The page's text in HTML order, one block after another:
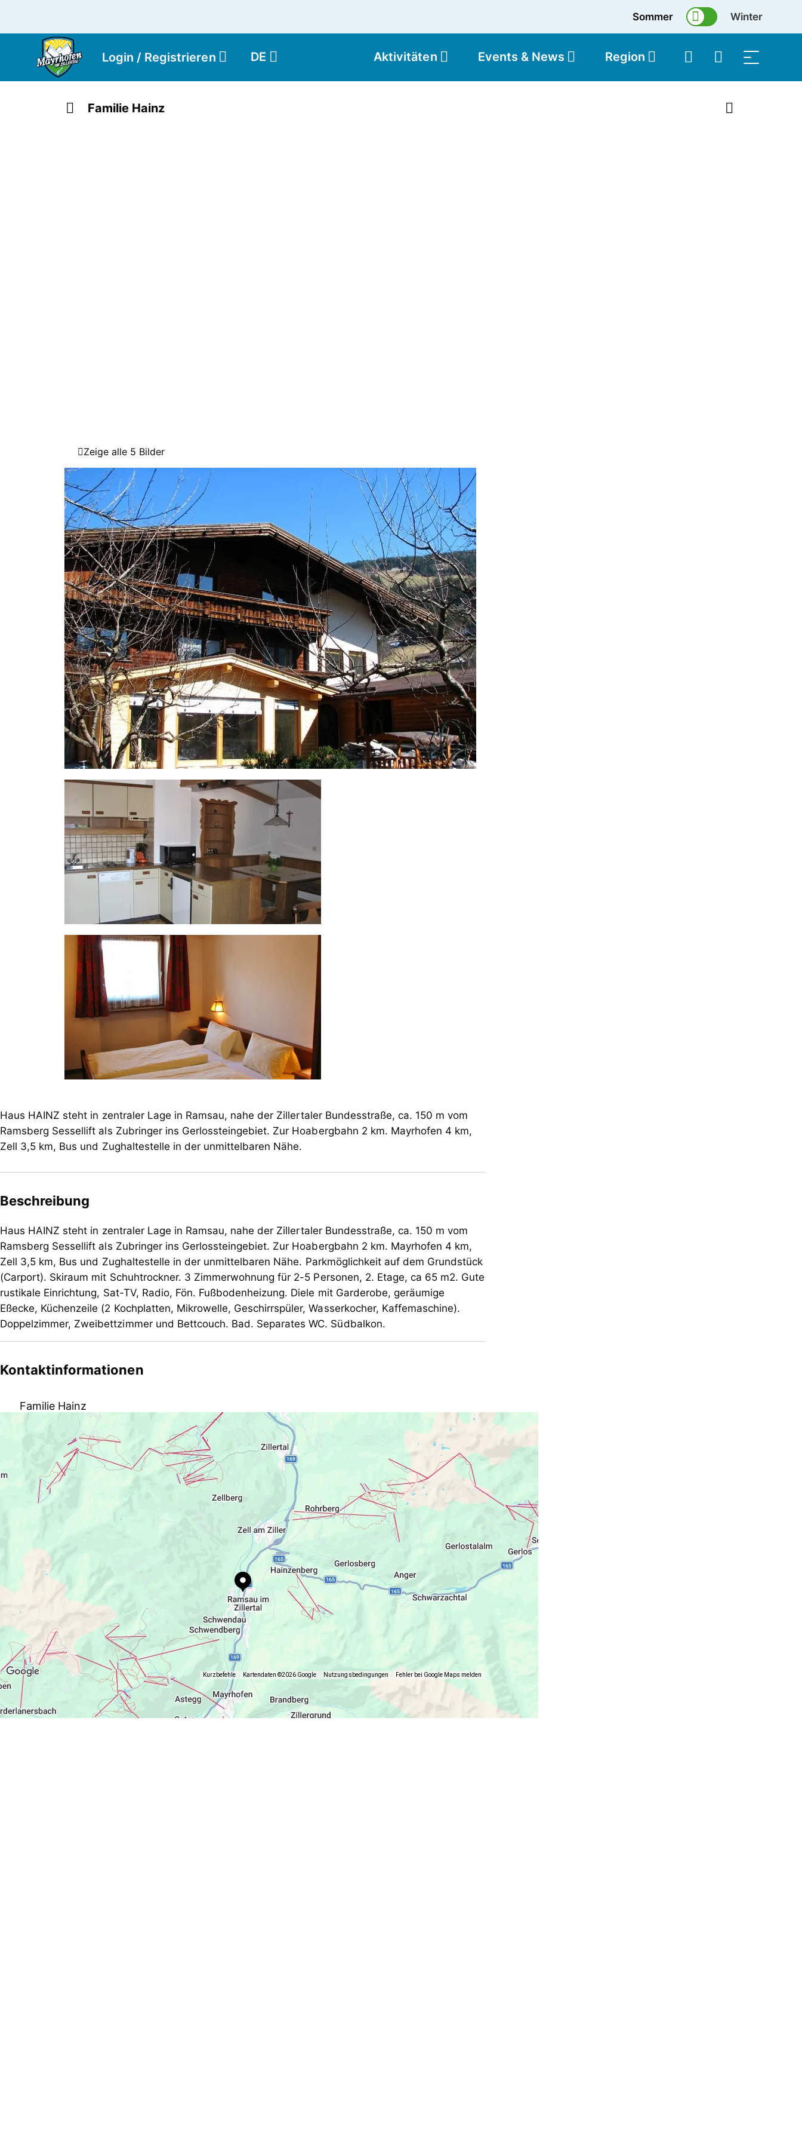
Sommer Winter
Login / Registrieren DE Aktivitäten Events & News Region
Familie Hainz
Zeige alle 5 Bilder
Haus HAINZ steht in zentraler Lage in Ramsau, nahe der Zillertaler Bundesstraße, ca. 150 m vom
Ramsberg Sessellift als Zubringer ins Gerlossteingebiet. Zur Hoabergbahn 2 km. Mayrhofen 4 km,
Zell 3,5 km, Bus und Zughaltestelle in der unmittelbaren Nähe.
Beschreibung
Haus HAINZ steht in zentraler Lage in Ramsau, nahe der Zillertaler Bundesstraße, ca. 150 m vom
Ramsberg Sessellift als Zubringer ins Gerlossteingebiet. Zur Hoabergbahn 2 km. Mayrhofen 4 km,
Zell 3,5 km, Bus und Zughaltestelle in der unmittelbaren Nähe. Parkmöglichkeit auf dem Grundstück
(Carport). Skiraum mit Schuhtrockner. 3 Zimmerwohnung für 2-5 Personen, 2. Etage, ca 65 m2. Gute
rustikale Einrichtung, Sat-TV, Radio, Fön. Fußbodenheizung. Diele mit Garderobe, geräumige
Eßecke, Küchenzeile (2 Kochplatten, Mikrowelle, Geschirrspüler, Wasserkocher, Kaffemaschine).
Doppelzimmer, Zweibettzimmer und Bettcouch. Bad. Separates WC. Südbalkon.
Ramsberg Sessellift als Zubringer ins Gerlossteingebiet. Zur Hoabergbahn 2 km. Mayrhofen 4 km,
rustikale Einrichtung, Sat-TV, Radio, Fön. Fußbodenheizung. Diele mit Garderobe, geräumige Eßecke,
Küchenzeile (2 Kochplatten, Mikrowelle, Geschirrspüler, Wasserkocher, Kaffemaschine).
Doppelzimmer, Zweibettzimmer und Bettcouch. Bad. Separates WC. Südbalkon.
Kontaktinformationen
Familie Hainz
Talstraße 52, 6284 Ramsau im Zillertal, AT
thresi.hainz@aon.at
+43 650 2578011
Kurzbefehle Kartendaten ©2026 Google Nutzungsbedingungen Fehler bei Google Maps melden